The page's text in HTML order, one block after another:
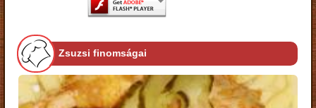
Zsuzsi finomságai